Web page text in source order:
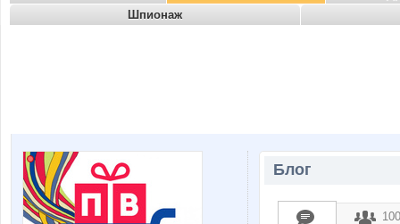
Шпионаж
Блог
100